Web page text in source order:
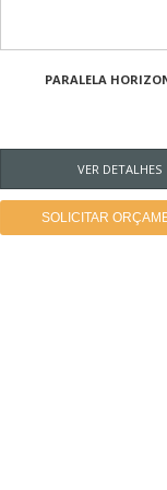
PARALELA
VER DETALHES
SOLICITAR